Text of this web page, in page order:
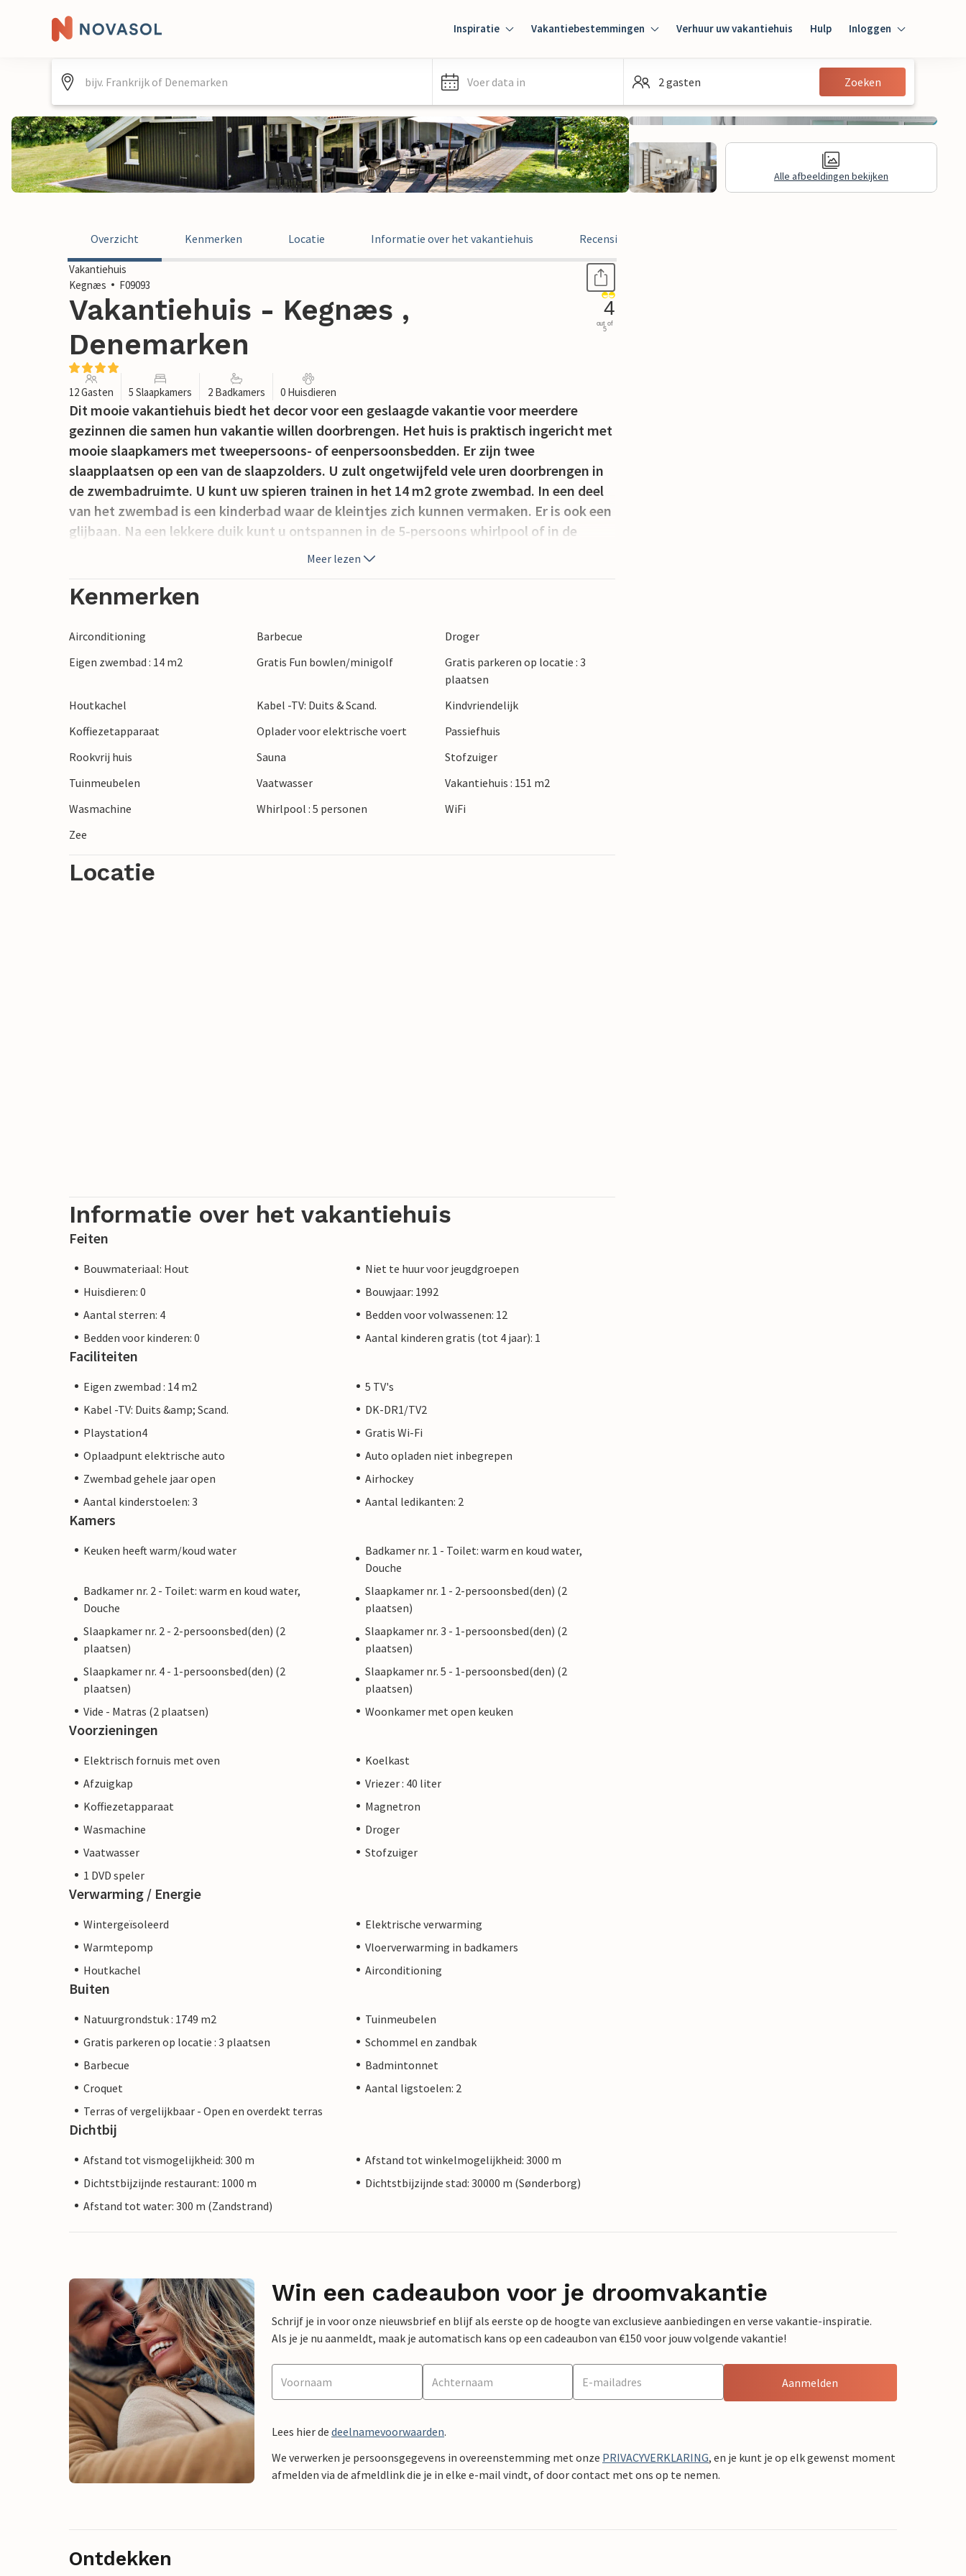
Inspiratie Vakantiebestemmingen Verhuur uw vakantiehuis Hulp Inloggen
Inloggen
Gast
Voer data in 2 gasten Zoeken
Alle afbeeldingen bekijken
Overzicht Kenmerken Locatie Informatie over het vakantiehuis Recensies
Vakantiehuis
Kegnæs
F09093
Vakantiehuis - Kegnæs ,
Denemarken
4
out of
5
12 Gasten 5 Slaapkamers 2 Badkamers 0 Huisdieren
Dit mooie vakantiehuis biedt het decor voor een geslaagde vakantie voor meerdere
gezinnen die samen hun vakantie willen doorbrengen. Het huis is praktisch ingericht met
mooie slaapkamers met tweepersoons- of eenpersoonsbedden. Er zijn twee
slaapplaatsen op een van de slaapzolders. U zult ongetwijfeld vele uren doorbrengen in
de zwembadruimte. U kunt uw spieren trainen in het 14 m2 grote zwembad. In een deel
van het zwembad is een kinderbad waar de kleintjes zich kunnen vermaken. Er is ook een
glijbaan. Na een lekkere duik kunt u ontspannen in de 5-persoons whirlpool of in de
sauna. Op Kegnæs vindt u een heel mooi zandstrand.
Meer lezen
Kenmerken
Airconditioning Barbecue
Droger
Eigen zwembad : 14 m2
Gratis Fun bowlen/minigolf
Gratis parkeren op locatie : 3
plaatsen
Houtkachel
Kabel -TV: Duits & Scand.
Kindvriendelijk
Koffiezetapparaat
Oplader voor elektrische voert
Passiefhuis
Rookvrij huis
Sauna
Stofzuiger
Tuinmeubelen
Vaatwasser
Vakantiehuis : 151 m2
Wasmachine
Whirlpool : 5 personen
WiFi
Zee
Locatie
Informatie over het vakantiehuis
Feiten
Bouwmateriaal: Hout
Niet te huur voor jeugdgroepen
Huisdieren: 0
Bouwjaar: 1992
Aantal sterren: 4
Bedden voor volwassenen: 12
Bedden voor kinderen: 0
Aantal kinderen gratis (tot 4 jaar): 1
Faciliteiten
Eigen zwembad : 14 m2
5 TV's
Kabel -TV: Duits &amp; Scand.
DK-DR1/TV2
Playstation4
Gratis Wi-Fi
Oplaadpunt elektrische auto
Auto opladen niet inbegrepen
Zwembad gehele jaar open
Airhockey
Aantal kinderstoelen: 3
Aantal ledikanten: 2
Kamers
Keuken heeft warm/koud water
Badkamer nr. 1 - Toilet: warm en koud water,
Douche
Badkamer nr. 2 - Toilet: warm en koud water,
Douche
Slaapkamer nr. 1 - 2-persoonsbed(den) (2
plaatsen)
Slaapkamer nr. 2 - 2-persoonsbed(den) (2
plaatsen)
Slaapkamer nr. 3 - 1-persoonsbed(den) (2
plaatsen)
Slaapkamer nr. 4 - 1-persoonsbed(den) (2
plaatsen)
Slaapkamer nr. 5 - 1-persoonsbed(den) (2
plaatsen)
Vide - Matras (2 plaatsen)
Woonkamer met open keuken
Voorzieningen
Elektrisch fornuis met oven
Koelkast
Afzuigkap
Vriezer : 40 liter
Koffiezetapparaat
Magnetron
Wasmachine
Droger
Vaatwasser
Stofzuiger
1 DVD speler
Verwarming / Energie
Wintergeïsoleerd
Elektrische verwarming
Warmtepomp
Vloerverwarming in badkamers
Houtkachel
Airconditioning
Buiten
Natuurgrondstuk : 1749 m2
Tuinmeubelen
Gratis parkeren op locatie : 3 plaatsen
Schommel en zandbak
Barbecue
Badmintonnet
Croquet
Aantal ligstoelen: 2
Terras of vergelijkbaar - Open en overdekt terras
Dichtbij
Afstand tot vismogelijkheid: 300 m
Afstand tot winkelmogelijkheid: 3000 m
Dichtstbijzijnde restaurant: 1000 m
Dichtstbijzijnde stad: 30000 m (Sønderborg)
Afstand tot water: 300 m (Zandstrand)
Win een cadeaubon voor je droomvakantie
Schrijf je in voor onze nieuwsbrief en blijf als eerste op de hoogte van exclusieve aanbiedingen en verse vakantie-inspiratie.
Als je je nu aanmeldt, maak je automatisch kans op een cadeaubon van €150 voor jouw volgende vakantie!
Aanmelden
Lees hier de deelnamevoorwaarden.
We verwerken je persoonsgegevens in overeenstemming met onze PRIVACYVERKLARING, en je kunt je op elk gewenst moment
afmelden via de afmeldlink die je in elke e-mail vindt, of door contact met ons op te nemen.
Ontdekken